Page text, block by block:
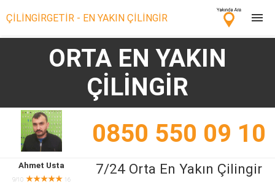
ÇİLİNGİRGETİR - EN YAKIN ÇİLİNGİR
Çilingir Ara
Çilingir misin? Bize Katıl!
ORTA EN YAKIN
ÇİLİNGİR
0850 550 09 10
Ahmet Usta
9/10 ★★★★★ 16
7/24 Orta En Yakın Çilingir